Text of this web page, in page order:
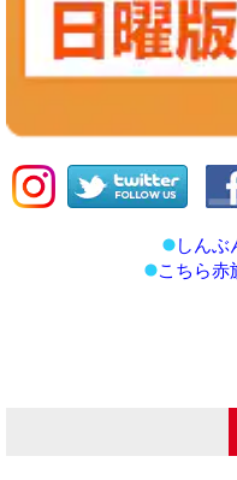
しんぶ
こちら赤